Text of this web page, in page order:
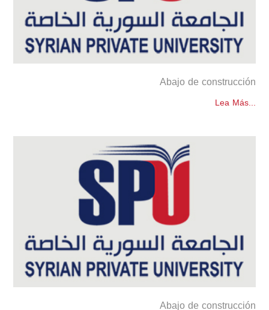
Abajo de construcción
Lea Más...
Abajo de construcción